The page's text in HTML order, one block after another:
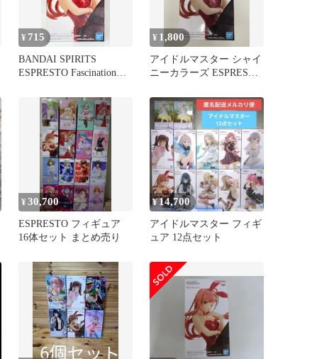
¥ 715
BANDAI SPIRITS
ESPRESTO Fascination
¥ 1,800
アイドルマスター シャイ
ニーカラーズ ESPRESTO
¥30,700
ESPRESTO フィギュア
16体セット まとめ売り
¥14,700
アイドルマスター フィギ
ュア 12点セット